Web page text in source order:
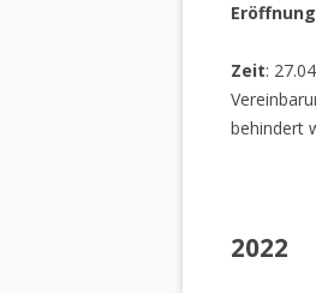
Eröffnung
Zeit:
behindert
2022